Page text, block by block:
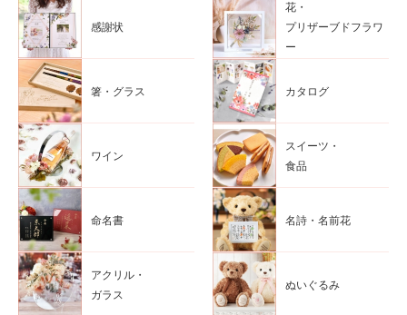
感謝状
花・
プリザーブドフラワ
ー
箸・グラス カタログ
ワイン
スイーツ・
食品
命名書 名詩・名前花
アクリル・
ガラス
ぬいぐるみ